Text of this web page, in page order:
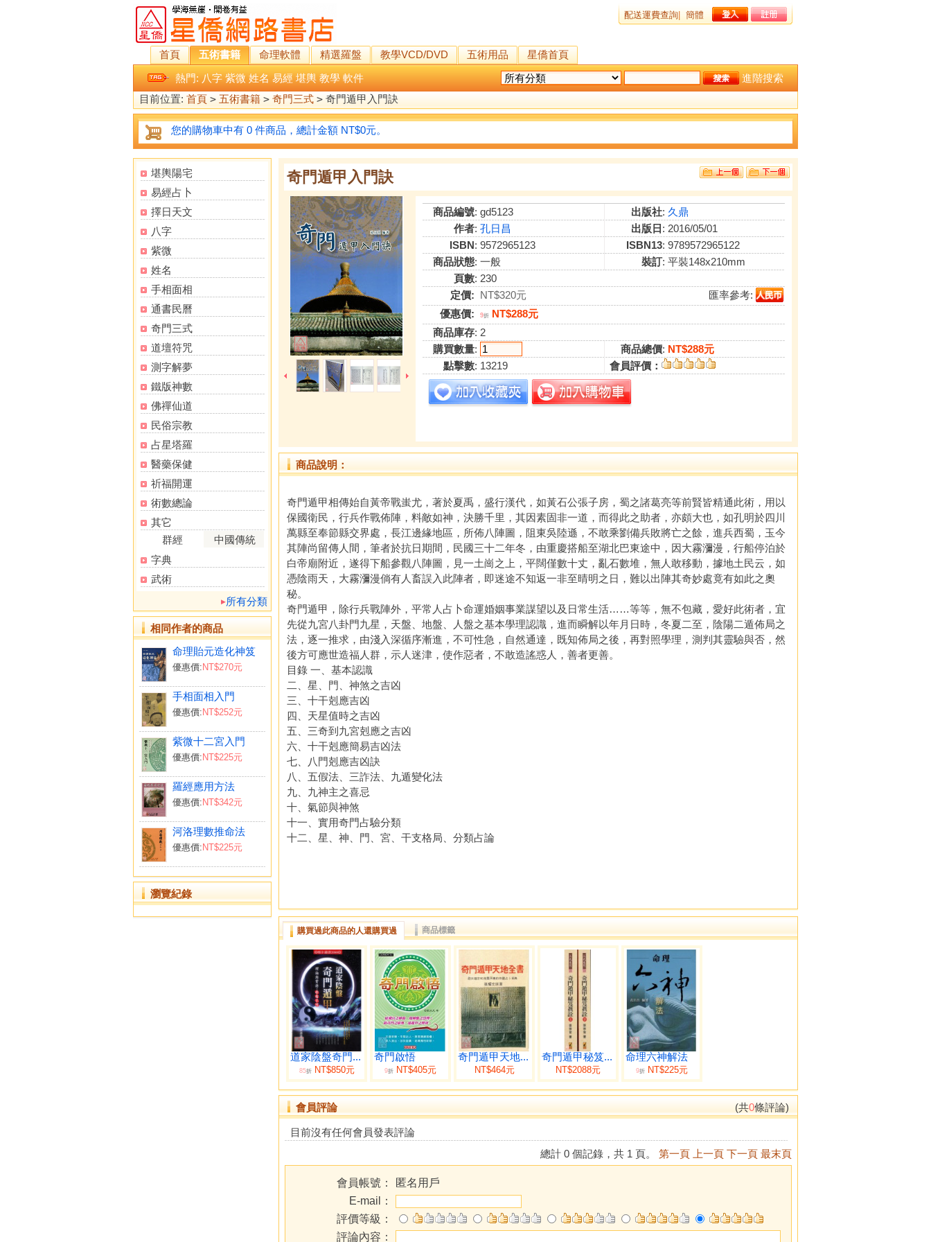
配送運費查詢 簡體
首頁 五術書籍 命理軟體 精選羅盤 教學VCD/DVD 五術用品
星僑首頁
熱門: 八字 紫微 姓名 易經 堪輿 教學 軟件
進階搜索
目前位置: 首頁 > 五術書籍 > 奇門三式 > 奇門遁甲入門訣
您的購物車中有 0 件商品，總計金額 NT$0元。
堪輿陽宅
易經占卜
擇日天文
八字
紫微
姓名
手相面相
通書民曆
奇門三式
道壇符咒
測字解夢
鐵版神數
佛禪仙道
民俗宗教
占星塔羅
醫藥保健
祈福開運
術數總論
其它
群經
中國傳統
字典
武術
所有分類
相同作者的商品
命理貽元造化神笈
優惠價: NT$270元
手相面相入門
優惠價: NT$252元
紫微十二宮入門
優惠價: NT$225元
羅經應用方法
優惠價: NT$342元
河洛理數推命法
優惠價: NT$225元
瀏覽紀錄
奇門遁甲入門訣
商品編號: gd5123 出版社: 久鼎
作者: 孔日昌 出版日 : 2016/05/01
ISBN: 9572965123 ISBN13: 9789572965122
商品狀態: 一般 裝訂: 平裝148x210mm
頁數: 230
定價: NT$320元
匯率參考:
優惠價:
9折 NT$288元
商品庫存: 2
購買數量: 商品總價: NT$288元
點擊數: 13219 會員評價：
商品說明：
奇門遁甲相傳始自黃帝戰蚩尤，著於夏禹，盛行漢代，如黃石公張子房，蜀之諸葛亮等前賢皆精通此術，用以
保國衛民，行兵作戰佈陣，料敵如神，決勝千里，其因素固非一道，而得此之助者，亦頗大也，如孔明於四川
萬縣至奉節縣交界處，長江邊緣地區，所佈八陣圖，阻東吳陸遜，不敢乘劉備兵敗將亡之餘，進兵西蜀，玉今
其陣尚留傳人間，筆者於抗日期間，民國三十二年冬，由重慶搭船至湖北巴東途中，因大霧瀰漫，行船停泊於
白帝廟附近，遂得下船參觀八陣圖，見一土崗之上，平闊僅數十丈，亂石數堆，無人敢移動，據地土民云，如
憑陰雨天，大霧瀰漫倘有人畜誤入此陣者，即迷途不知返一非至晴明之日，難以出陣其奇妙處竟有如此之奧
秘。
奇門遁甲，除行兵戰陣外，平常人占卜命運婚姻事業謀望以及日常生活……等等，無不包藏，愛好此術者，宜
先從九宮八卦門九星，天盤、地盤、人盤之基本學理認識，進而瞬解以年月日時，冬夏二至，陰陽二遁佈局之
法，逐一推求，由淺入深循序漸進，不可性急，自然通達，既知佈局之後，再對照學理，測判其靈驗與否，然
後方可應世造福人群，示人迷津，使作惡者，不敢造謠惑人，善者更善。
目錄 一、基本認識
二、星、門、神煞之吉凶
三、十干剋應吉凶
四、天星值時之吉凶
五、三奇到九宮剋應之吉凶
六、十干剋應簡易吉凶法
七、八門剋應吉凶訣
八、五假法、三詐法、九遁變化法
九、九神主之喜忌
十、氣節與神煞
十一、實用奇門占驗分類
十二、星、神、門、宮、干支格局、分類占論
購買過此商品的人還購買過 商品標籤
道家陰盤奇門...
85折NT$850元
奇門啟悟
9折 NT$405元
奇門遁甲天地...
NT$464元
奇門遁甲秘笈...
NT$2088元
命理六神解法
9折 NT$225元
會員評論 (共0條評論)
目前沒有任何會員發表評論
總計 0 個記錄，共 1 頁。 第一頁 上一頁 下一頁 最末頁
會員帳號：
匿名用戶
E-mail：
評價等級：
評論內容：